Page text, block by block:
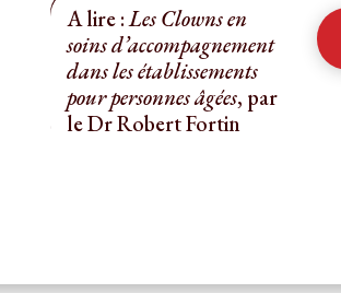
A lire :Les Clowns en
soins d’accompagnement
dans les établissements
pour personnes âgées, par
le Dr Robert Fortin